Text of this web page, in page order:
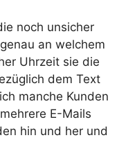
noch unsicher
an welchem
Uhrzeit sie die
dem Text
manche Kunden
E-Mails
hin und her und